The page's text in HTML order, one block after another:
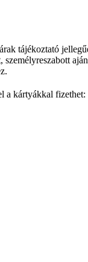
tájékoztató
személyreszabott
a kártyákkal fizethet: